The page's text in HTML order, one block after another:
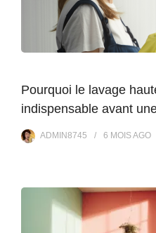
Pourquoi le lavage
indispensable avant
ADMIN8745 6 MOISAGO